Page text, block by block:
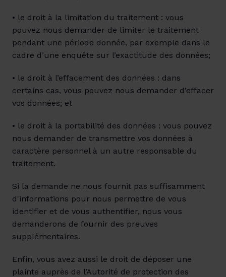
• le droit à la limitation du traitement : vous
pouvez nous demander de limiter le traitement
pendant une période donnée, par exemple dans le
cadre d’une enquête sur l’exactitude des données;
• le droit à l’effacement des données : dans
certains cas, vous pouvez nous demander d’effacer
vos données; et
• le droit à la portabilité des données : vous pouvez
nous demander de transmettre vos données à
caractère personnel à un autre responsable du
traitement.
Si la demande ne nous fournit pas suffisamment
d'informations pour nous permettre de vous
identifier et de vous authentifier, nous vous
demanderons de fournir des preuves
supplémentaires.
Enfin, vous avez aussi le droit de déposer une
plainte auprès de l’Autorité de protection des